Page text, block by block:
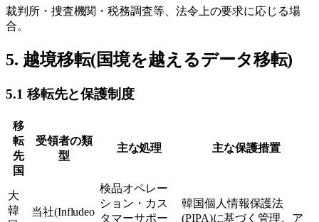
裁判所・捜査機関・税務調査等、法令上の要求に応じる場
合。
5. 越境移転(国境を越えるデータ移転)
5.1 移転先と保護制度
移
転
先
国
受領者の類
型
主な処理 主な保護措置
大
韓
当社(Infludeo
検品オペレー
ション・カス
タマーサポー
韓国個人情報保護法
(PIPA)に基づく管理。ア